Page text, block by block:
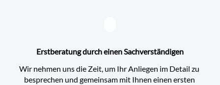
Erstberatung durch einen Sachverständigen
Wir nehmen uns die Zeit, um Ihr Anliegen im Detail zu
besprechen und gemeinsam mit Ihnen einen ersten